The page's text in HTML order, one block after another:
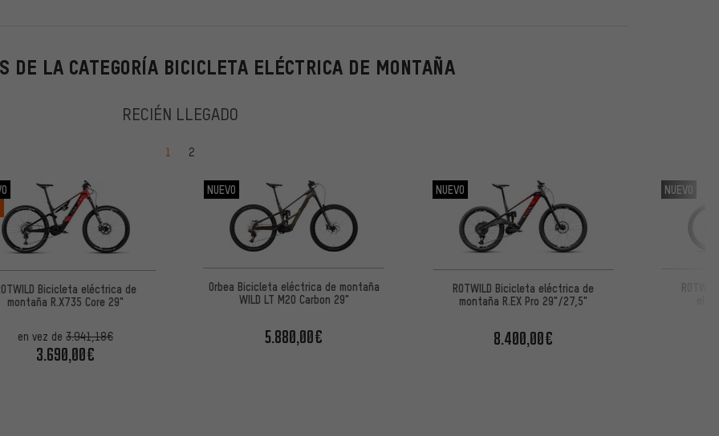
DE LA CATEGORÍA BICICLETA ELÉCTRICA DE MONTAÑA
RECIÉN LLEGADO
Bicicleta eléctrica de
montaña R.X735 Core 29"
en vez de3.941,18€
3.690,00€
NUEVO
Orbea Bicicleta eléctrica de montaña
WILD LT M20 Carbon 29"
5.880,00€
NUEVO
ROTWILD Bicicleta eléctrica de
montaña R.EX Pro 29"/27,5"
8.400,00€
NUEVO
ir a la página
1 ir a la página
2